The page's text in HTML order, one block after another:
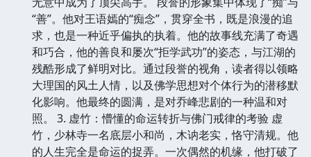
“善”。他对王语嫣的“痴念”，贯穿全书，既是浪漫的追
求，也是一种近乎偏执的执着。他的故事线充满了奇遇
和巧合，他的善良和屡次“拒学武功”的姿态，与江湖的
残酷形成了鲜明对比。通过段誉的视角，读者得以领略
大理国的风土人情，以及佛学思想对个体行为的潜移默
化影响。他最终的圆满，是对乔峰悲剧的一种温和对
照。 3. 虚竹：懵懂的命运转折与佛门戒律的考验 虚
竹，少林寺一名底层小和尚，木讷老实，恪守清规。他
的人生完全是命运的捉弄。一次偶然的机缘，他打破了